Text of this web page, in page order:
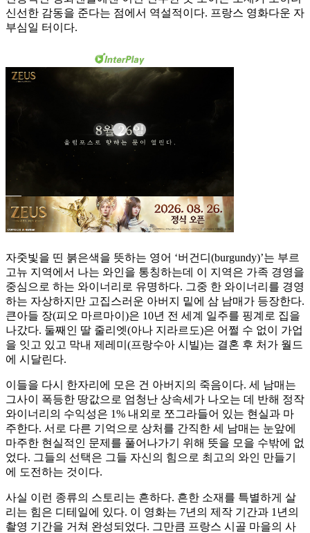
신선한 감동을 준다는 점에서 역설적이다. 프랑스 영화다운 자
부심일 터이다.
자줏빛을 띤 붉은색을 뜻하는 영어 ‘버건디(burgundy)’는 부르
고뉴 지역에서 나는 와인을 통칭하는데 이 지역은 가족 경영을
중심으로 하는 와이너리로 유명하다. 그중 한 와이너리를 경영
하는 자상하지만 고집스러운 아버지 밑에 삼 남매가 등장한다.
큰아들 장(피오 마르마이)은 10년 전 세계 일주를 핑계로 집을
나갔다. 둘째인 딸 줄리엣(아나 지라르도)은 어쩔 수 없이 가업
을 잇고 있고 막내 제레미(프랑수아 시빌)는 결혼 후 처가 월드
에 시달린다.
이들을 다시 한자리에 모은 건 아버지의 죽음이다. 세 남매는
그사이 폭등한 땅값으로 엄청난 상속세가 나오는 데 반해 정작
와이너리의 수익성은 1% 내외로 쪼그라들어 있는 현실과 마
주한다. 서로 다른 기억으로 상처를 간직한 세 남매는 눈앞에
마주한 현실적인 문제를 풀어나가기 위해 뜻을 모을 수밖에 없
었다. 그들의 선택은 그들 자신의 힘으로 최고의 와인 만들기
에 도전하는 것이다.
사실 이런 종류의 스토리는 흔하다. 흔한 소재를 특별하게 살
리는 힘은 디테일에 있다. 이 영화는 7년의 제작 기간과 1년의
촬영 기간을 거쳐 완성되었다. 그만큼 프랑스 시골 마을의 사